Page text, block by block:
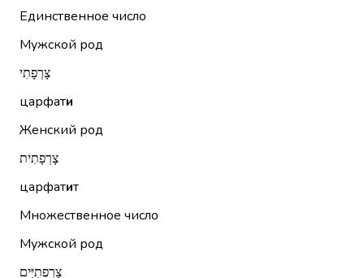
Единственное число
Мужской род
צָרְפָתִי
царфати
Женский род
צָרְפָתִית
царфатит
Множественное число
Мужской род
צָרִפְתִיִּים